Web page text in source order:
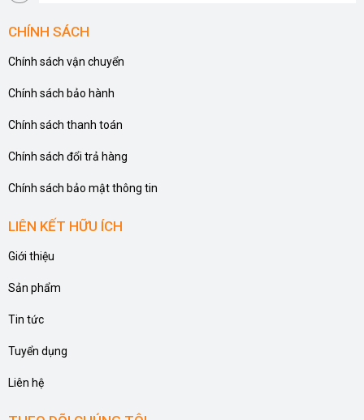
CHÍNH SÁCH
Chính sách vận chuyển
Chính sách bảo hành
Chính sách thanh toán
Chính sách đổi trả hàng
Chính sách bảo mật thông tin
LIÊN KẾT HỮU ÍCH
Giới thiệu
Sản phẩm
Tin tức
Tuyển dụng
Liên hệ